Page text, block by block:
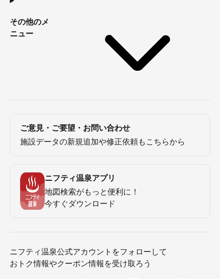
その他のメ
ニュー
ご意見・ご要望・お問い合わせ
施設データの新規追加や修正依頼もこちらから
ニフティ温泉アプリ
地図検索がもっと便利に！
今すぐダウンロード
ニフティ温泉公式アカウントをフォローして
おトク情報やクーポン情報を受け取ろう